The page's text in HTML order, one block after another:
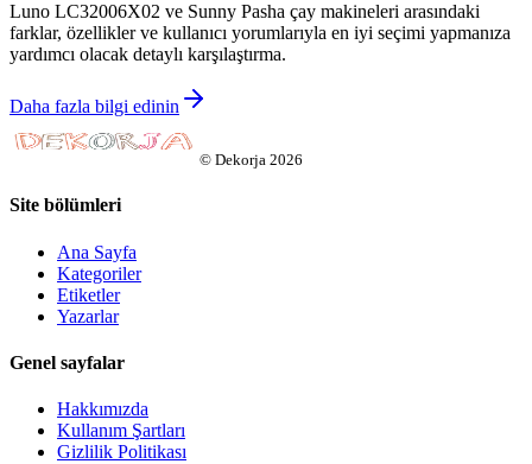
Luno LC32006X02 ve Sunny Pasha çay makineleri arasındaki
farklar, özellikler ve kullanıcı yorumlarıyla en iyi seçimi yapmanıza
yardımcı olacak detaylı karşılaştırma.
Daha fazla bilgi edinin
© Dekorja 2026
Site bölümleri
Ana Sayfa
Kategoriler
Etiketler
Yazarlar
Genel sayfalar
Hakkımızda
Kullanım Şartları
Gizlilik Politikası